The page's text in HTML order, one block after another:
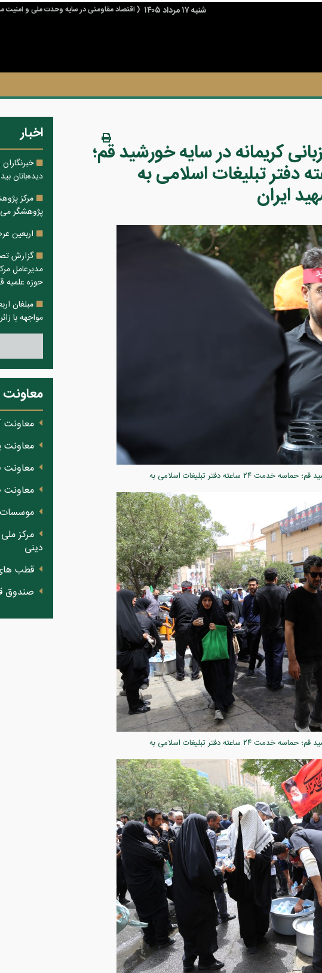
شنبه ۱۷ مرداد ۱۴۰۵ ( اقتصاد مقاومتی در سایه وحدت ملی و امنیت
به اسلام و جمهوری اسلامی و حوزه های علمیه نموده است که باید از آن تشکر نمود.
۵ /میزبانی کریمانه در سایه خورشید قم؛
۲۴ ساعته دفتر تبلیغات اسلامی به
ایران
گزارش تصویری ۵ /میزبانی کریمانه در سایه خورشید قم؛ حماسه خدمت ۲۴ ساعته دفتر تبلیغات اسلامی به
گزارش تصویری ۵ /میزبانی کریمانه در سایه خورشید قم؛ حماسه خدمت ۲۴ ساعته دفتر تبلیغات اسلامی به
اخبار
دیده‌بانان
مرکز
پژوهشگر
اربعین
گزارش
مدیرعامل
حوزه علمیه
مواجهه با
معاونت
معاونت
معاونت
معاونت
مرکز
دینی
قطب
صندوق